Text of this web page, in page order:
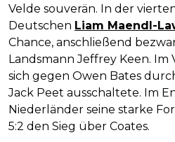
Velde souverän. In der
Deutschen Liam Maendl-
Chance, anschließend
Landsmann Jeffrey Keen.
sich gegen Owen Bates
Jack Peet ausschaltete. Im
Niederländer seine starke
5:2 den Sieg über Coates.